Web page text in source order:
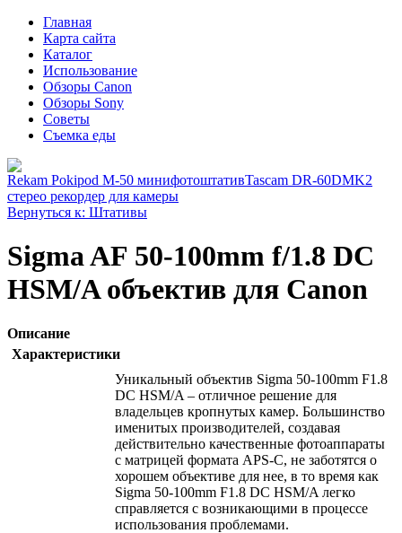
Главная
Карта сайта
Каталог
Использование
Обзоры Canon
Обзоры Sony
Советы
Съемка еды
Rekam Pokipod M-50 минифотоштативTascam DR-60DMK2
стерео рекордер для камеры
Вернуться к: Штативы
Sigma AF 50-100mm f/1.8 DC
HSM/A объектив для Canon
Описание
Характеристики
Уникальный объектив Sigma 50-100mm F1.8
DC HSM/A – отличное решение для
владельцев кропнутых камер. Большинство
именитых производителей, создавая
действительно качественные фотоаппараты
с матрицей формата APS-C, не заботятся о
хорошем объективе для нее, в то время как
Sigma 50-100mm F1.8 DC HSM/A легко
справляется с возникающими в процессе
использования проблемами.